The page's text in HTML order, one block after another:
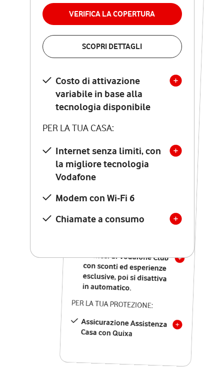
VERIFICA LA COPERTURA
SCOPRI DETTAGLI
Costo di attivazione
variabile in base alla
tecnologia disponibile
PER LA TUA CASA:
Internet senza limiti, con
la migliore tecnologia
Vodafone
Modem con Wi-Fi 6
Chiamate a consumo
permanenza
VERIFICA LA COPERTURA
Costo di attivazione
variabile in base alla
tecnologia disponibile
PER LA TUA CASA:
Internet senza limiti, con
la migliore tecnologia
Vodafone
Modem Seven con Wi-Fi 7
Chiamate illimitate verso
numeri fissi e mobili
nazionali
12 mesi di Vodafone Club
con sconti ed esperienze
esclusive, poi si disattiva
in automatico.
PER LA TUA PROTEZIONE:
Assicurazione Assistenza
Casa con Quixa